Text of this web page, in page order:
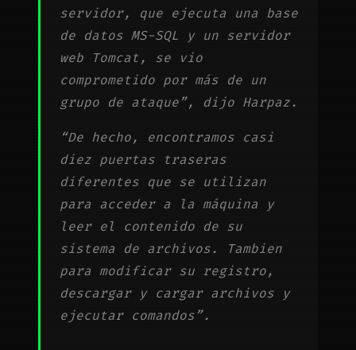
servidor, que ejecuta una base
de datos MS-SQL y un servidor
web Tomcat, se vio
comprometido por más de un
grupo de ataque”, dijo Harpaz.
“De hecho, encontramos casi
diez puertas traseras
diferentes que se utilizan
para acceder a la máquina y
leer el contenido de su
sistema de archivos. Tambien
para modificar su registro,
descargar y cargar archivos y
ejecutar comandos”.